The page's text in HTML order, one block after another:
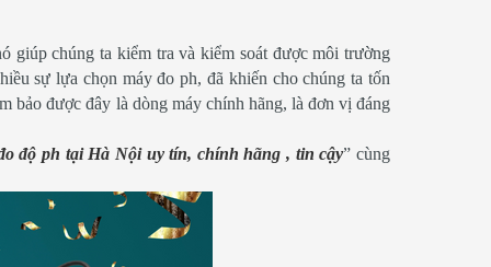
giúp chúng ta kiểm tra và kiểm soát được môi trường
sự lựa chọn máy đo ph, đã khiến cho chúng ta tốn
bảo được đây là dòng máy chính hãng, là đơn vị đáng
độ ph tại Hà Nội uy tín, chính hãng , tin cậy” cùng